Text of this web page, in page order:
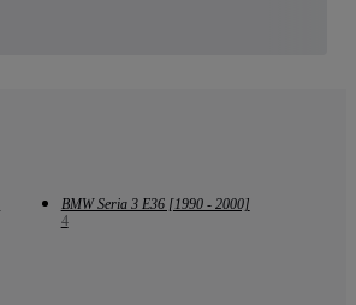
BMW Seria 3 E36 [1990 - 2000]
4